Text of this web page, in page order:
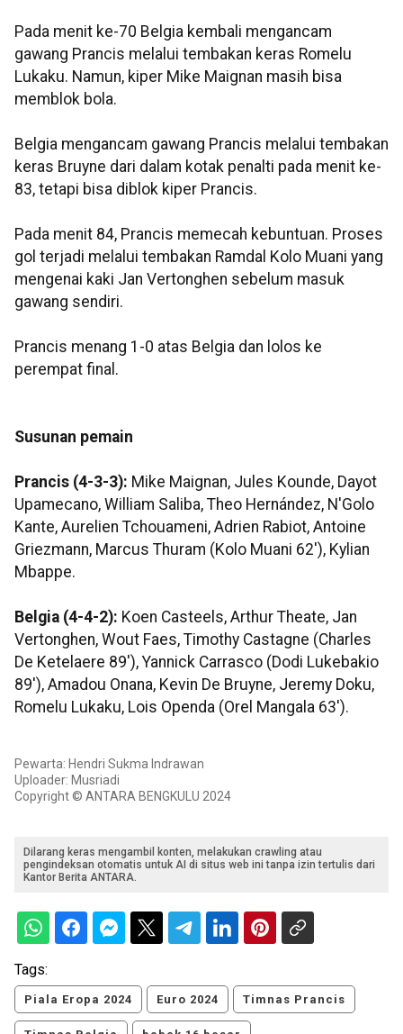
Pada menit ke-70 Belgia kembali mengancam
gawang Prancis melalui tembakan keras Romelu
Lukaku. Namun, kiper Mike Maignan masih bisa
memblok bola.
Belgia mengancam gawang Prancis melalui tembakan
keras Bruyne dari dalam kotak penalti pada menit ke-
83, tetapi bisa diblok kiper Prancis.
Pada menit 84, Prancis memecah kebuntuan. Proses
gol terjadi melalui tembakan Ramdal Kolo Muani yang
mengenai kaki Jan Vertonghen sebelum masuk
gawang sendiri.
Prancis menang 1-0 atas Belgia dan lolos ke
perempat final.
Susunan pemain
Prancis (4-3-3): Mike Maignan, Jules Kounde, Dayot
Upamecano, William Saliba, Theo Hernández, N'Golo
Kante, Aurelien Tchouameni, Adrien Rabiot, Antoine
Griezmann, Marcus Thuram (Kolo Muani 62'), Kylian
Mbappe.
Belgia (4-4-2): Koen Casteels, Arthur Theate, Jan
Vertonghen, Wout Faes, Timothy Castagne (Charles
De Ketelaere 89'), Yannick Carrasco (Dodi Lukebakio
89'), Amadou Onana, Kevin De Bruyne, Jeremy Doku,
Romelu Lukaku, Lois Openda (Orel Mangala 63').
Pewarta: Hendri Sukma Indrawan
Uploader: Musriadi
Copyright © ANTARA BENGKULU 2024
Dilarang keras mengambil konten, melakukan crawling atau
pengindeksan otomatis untuk AI di situs web ini tanpa izin tertulis dari
Kantor Berita ANTARA.
Tags:
Piala Eropa 2024 Euro 2024 Timnas Prancis